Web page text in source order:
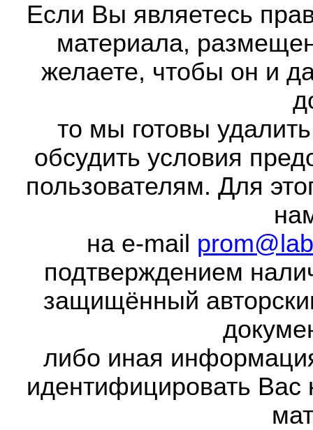
Если Вы являетесь
материала,
желаете, чтобы он и
то мы готовы
обсудить условия
пользователям. Для
на e-mail
подтверждением
защищённый
либо иная
идентифицировать Вас